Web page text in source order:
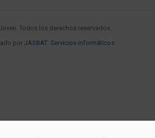
Todos los derechos reservados.
porJASBAT: Servicios informáticos